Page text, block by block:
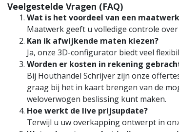
Veelgestelde Vragen (FAQ)
Wat is het voordeel van een
Maatwerk geeft u volledige controle
Kan ik afwijkende maten kiezen?
Ja, onze 3D-configurator biedt veel
Worden er kosten in rekening
Bij Houthandel Schrijver zijn onze
graag bij het in kaart brengen van de
weloverwogen beslissing kunt maken.
Hoe werkt de live prijsupdate?
Terwijl u uw overkapping ontwerpt in